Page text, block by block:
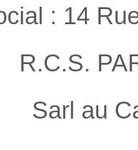
: 14
R.C.S.
Sarl au